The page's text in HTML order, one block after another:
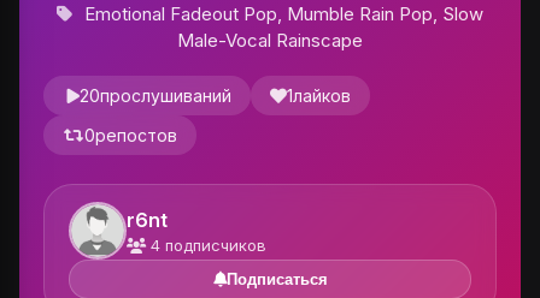
Emotional Fadeout Pop, Mumble Rain Pop, Slow
Male-Vocal Rainscape
20прослушиваний 1лайков
0репостов
r6nt
4 подписчиков
Подписаться